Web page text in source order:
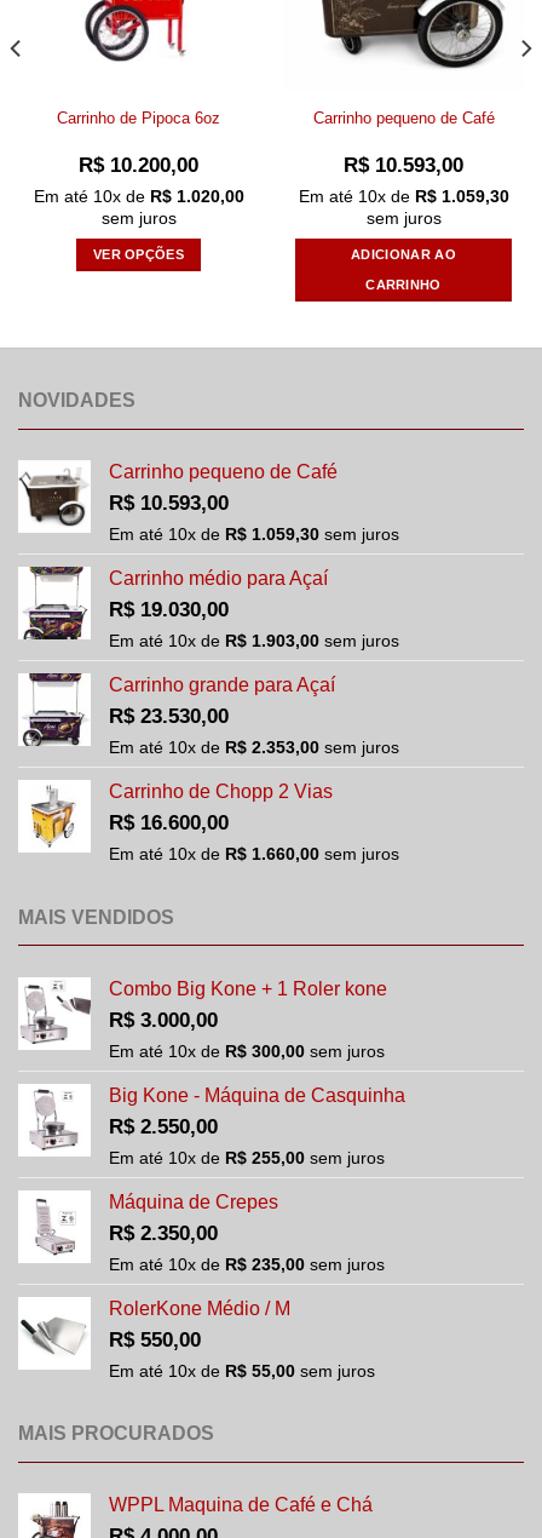
Carrinho de Pipoca 6oz
R$10.200,00
Em até 10x de R$1.020,00
sem juros
VER OPÇÕES
opções
podem
escolhidas
na
do
produto
Carrinho pequeno de Café
R$10.593,00
Em até 10x de R$1.059,30
sem juros
ADICIONAR AO
CARRINHO
NOVIDADES
Carrinho pequeno de Café
R$10.593,00
Em até 10x de R$ 1.059,30 sem juros
Carrinho médio para Açaí
R$19.030,00
Em até 10x de R$ 1.903,00 sem juros
Carrinho grande para Açaí
R$23.530,00
Em até 10x de R$ 2.353,00 sem juros
Carrinho de Chopp 2 Vias
R$16.600,00
Em até 10x de R$ 1.660,00 sem juros
MAIS VENDIDOS
Combo Big Kone + 1 Roler kone
R$3.000,00
Em até 10x de R$ 300,00 sem juros
Big Kone - Máquina de Casquinha
R$2.550,00
Em até 10x de R$ 255,00 sem juros
Máquina de Crepes
R$2.350,00
Em até 10x de R$ 235,00 sem juros
RolerKone Médio / M
R$550,00
Em até 10x de R$ 55,00 sem juros
MAIS PROCURADOS
WPPL Maquina de Café e Chá